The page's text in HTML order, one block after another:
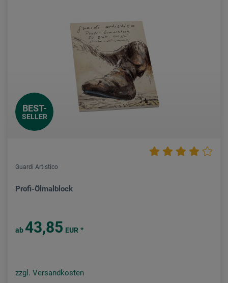
BEST-
SELLER
Guardi Artistico
Profi-Ölmalblock
ab 43,85 EUR *
zzgl. Versandkosten